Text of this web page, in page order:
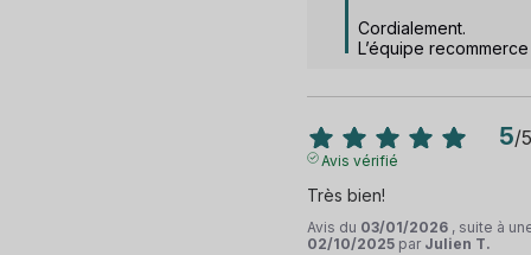
Cordialement.
L’équipe recommerce
5/5
Avis vérifié
Très bien!
Avis du 03/01/2026 , suite à
02/10/2025 par Julien T.